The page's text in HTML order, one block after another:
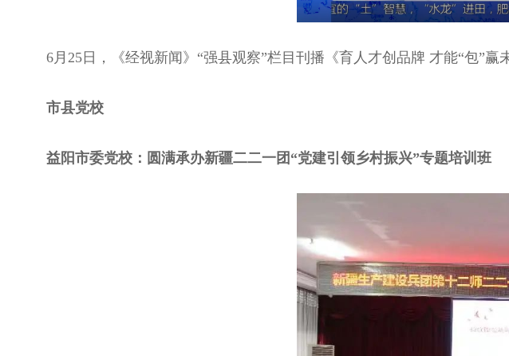
6月25日，《经视新闻》“强县观察”栏目刊播《育人才创品牌 才能“包”
市县党校
益阳市委党校：圆满承办新疆二二一团“党建引领乡村振兴”专题培训班